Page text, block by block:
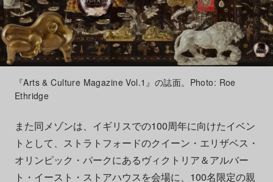
『Arts & Culture Magazine Vol.1』の誌面。Photo: Roe
Ethridge
また同メゾンは、イギリスでの100周年に向けたイベン
トとして、ストラトフォードのクイーン・エリザベス・
オリンピック・パークにあるヴィクトリア＆アルバー
ト・イースト・ストアハウスを会場に、100名限定の親